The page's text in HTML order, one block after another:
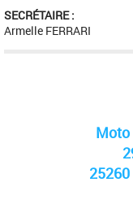
SECRÉTAIRE :
Armelle FERRARI
Moto